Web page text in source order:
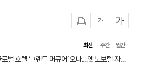
글자작게글자크게
최신 주간 월간
동성로에 글로벌 호텔 ‘그랜드 머큐어’ 오나…옛 노보텔 자리 사무실 개설